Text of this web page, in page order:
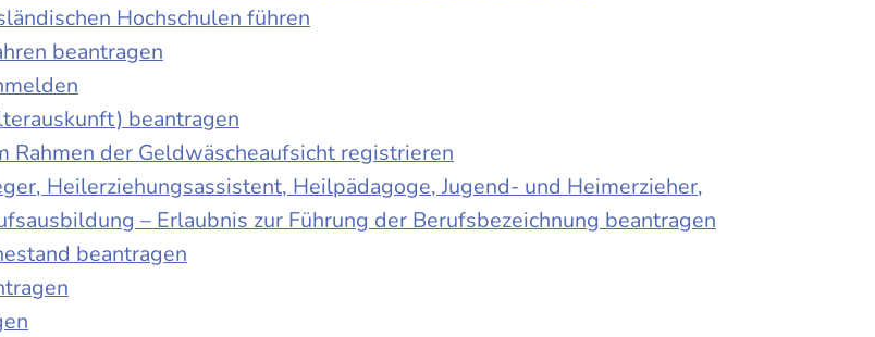
Hochschulen führen
beantragen
beantragen
der Geldwäscheaufsicht registrieren
Heilerziehungsassistent, Heilpädagoge, Jugend- und Heimerzieher,
– Erlaubnis zur Führung der Berufsbezeichnung beantragen
beantragen